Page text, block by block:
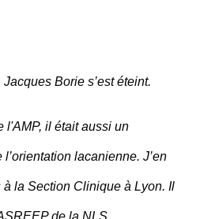
Borie s’est éteint.
l'AMP, il était aussi un
lacanienne. J’en
la Section Clinique à Lyon. Il
de la NLS.